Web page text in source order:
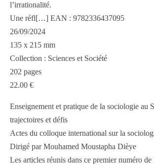
l’irrationalité.
Une réfl[…] EAN : 9782336437095
26/09/2024
135 x 215 mm
Collection : Sciences et Société
202 pages
22.00 €
Enseignement et pratique de la sociologie au
trajectoires et défis
Actes du colloque international sur la
Dirigé par Mouhamed Moustapha Dièye
Les articles réunis dans ce premier numéro